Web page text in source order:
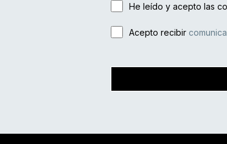
He leído y acepto las
Acepto recibir